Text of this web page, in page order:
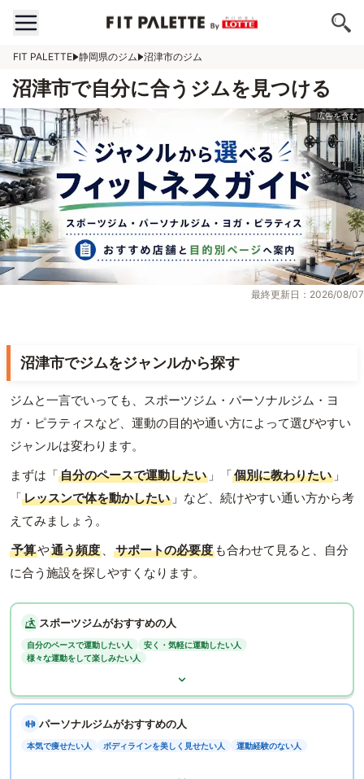
FIT PALETTE 静岡県のジム 沼津市のジム
沼津市で自分に合うジムを見つける
最終更新日：2026/08/07
沼津市でジムをジャンルから探す
ジムと一言でいっても、スポーツジム・パーソナルジム・ヨ
ガ・ピラティスなど、運動の目的や通い方によって選びやすい
ジャンルは変わります。
まずは「自分のペースで運動したい 」「個別に教わりたい 」
「レッスンで体を動かしたい 」など、続けやすい通い方から考
えてみましょう。
予算や通う頻度 、 サポートの必要度 も合わせて見ると、自分
に合う施設を探しやすくなります。
スポーツジムがおすすめの人
自分のペースで運動したい人
安く・気軽に運動したい人
様々な運動をして楽しみたい人
パーソナルジムがおすすめの人
本気で痩せたい人 ボディラインを美しく見せたい人 運動経験のない人